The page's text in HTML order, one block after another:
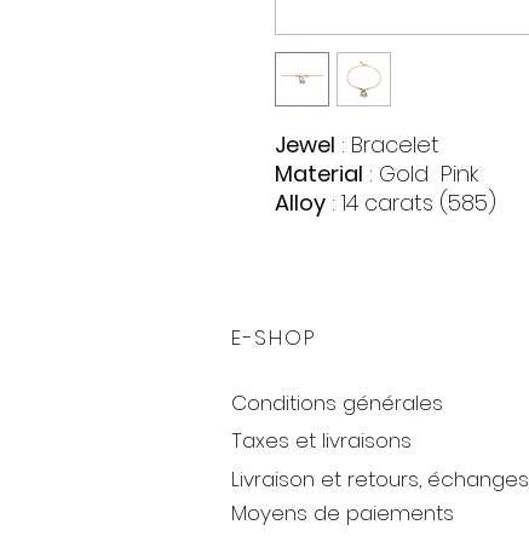
Jewel : Bracelet
Material : Gold Pink
Alloy : 14 carats (585)
Color: Light blue
Quantity: 23
Shape: Circle
Color: colorless
Weight : 3.21 gr.
Size: 16/17 cm.
E-SHOP
Conditions générales
Taxes et livraisons
Livraison et retours, échanges
Moyens de paiements